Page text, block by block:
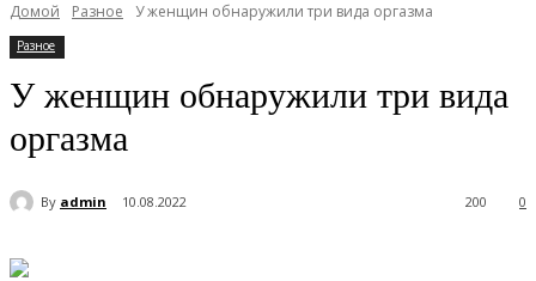
Домой Разное У женщин обнаружили три вида оргазма
Разное
У женщин обнаружили три вида
оргазма
By admin 10.08.2022 0
200